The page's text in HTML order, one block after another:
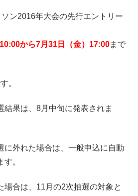
ソン2016年大会の先行エントリー
から7月31日（金）17:00まで
。
結果は、8月中旬に発表されま
に外れた場合は、一般申込に自動
。
場合は、11月の2次抽選の対象と